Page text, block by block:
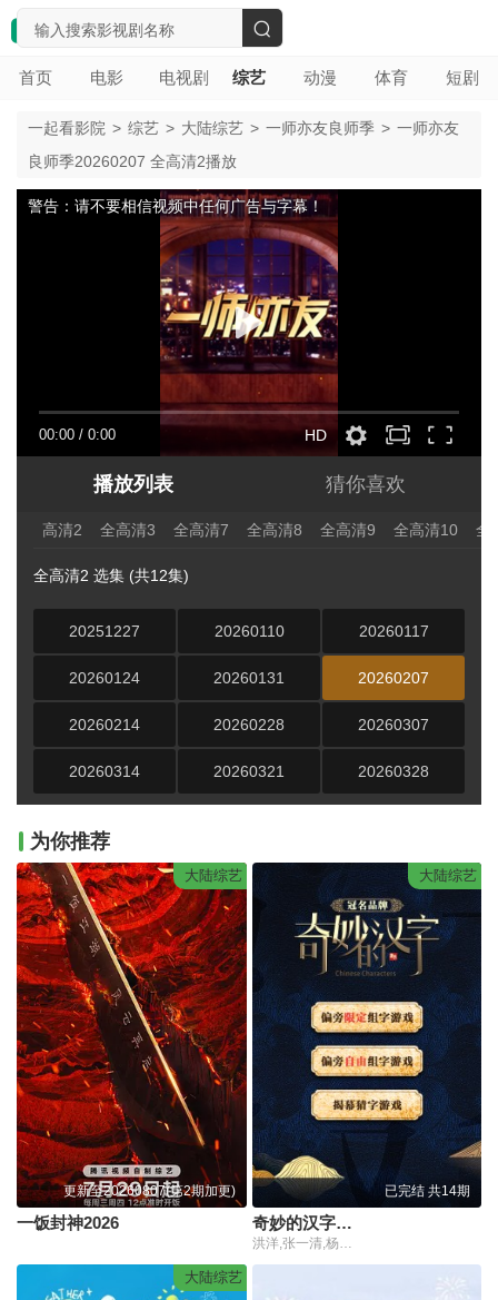
首页 电影 电视剧 综艺 动漫 体育 短剧
搜
一起看影院 > 综艺 > 大陆综艺 > 一师亦友良师季 > 一师亦友
良师季20260207 全高清2播放
00:00 / 0:00 HD
警告：请不要相信视频中任何广告与字幕！
播放列表 猜你喜欢
高清2 全高清3 全高清7 全高清8 全高清9 全高清10 全
全高清2 选集 (共12集)
20251227 20260110 20260117
20260124 20260131 20260207
20260214 20260228 20260307
20260314 20260321 20260328
为你推荐
大陆综艺
更新至20260807(第2期加更)
一饭封神2026
大陆综艺
已完结 共14期
奇妙的汉字第四季
大陆综艺